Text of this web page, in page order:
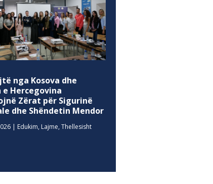
nga Kosova dhe
e Hercegovina
Zërat për Sigurinë
dhe Shëndetin Mendor
| Edukim, Lajme,Thellesisht